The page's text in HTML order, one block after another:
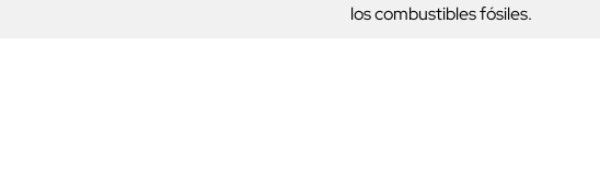
los combustibles fósiles.